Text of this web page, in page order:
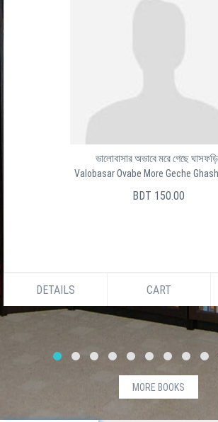
ভালোবাসার অভাবে মরে গেছে
Valobasar Ovabe More Geche
BDT 150.00
DETAILS CART
MORE BOOKS